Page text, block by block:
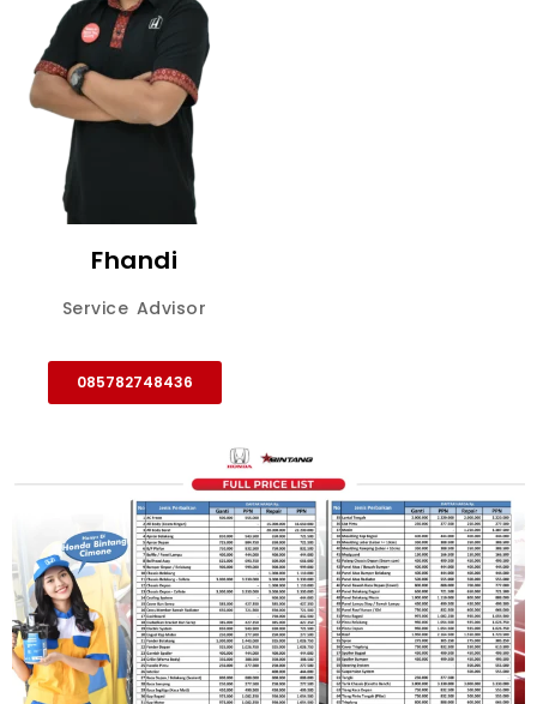
Fhandi
Service Advisor
085782748436